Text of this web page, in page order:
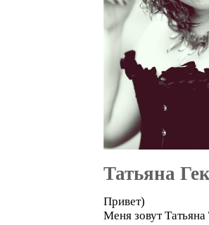
Татьяна
Привет)
Меня зовут